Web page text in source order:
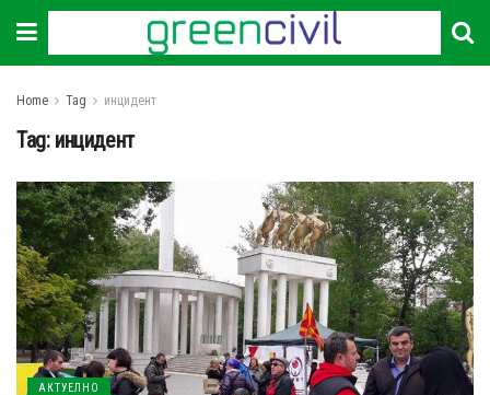
Home Tag инцидент
Tag: инцидент
АКТУЕЛНО